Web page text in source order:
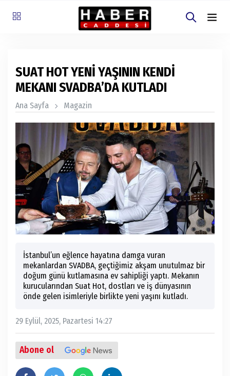
SUAT HOT YENİ YAŞININ KENDİ
MEKANI SVADBA’DA KUTLADI
Ana Sayfa Magazin
İstanbul’un eğlence hayatına damga vuran
mekanlardan SVADBA, geçtiğimiz akşam unutulmaz bir
doğum günü kutlamasına ev sahipliği yaptı. Mekanın
kurucularından Suat Hot, dostları ve iş dünyasının
önde gelen isimleriyle birlikte yeni yaşını kutladı.
29 Eylül, 2025, Pazartesi 14:27
Abone ol